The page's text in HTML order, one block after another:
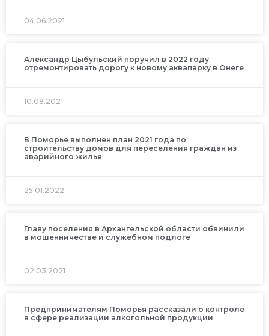
04.06.2021
Александр Цыбульский поручил в 2022 году
отремонтировать дорогу к новому аквапарку в Онеге
10.08.2021
В Поморье выполнен план 2021 года по
строительству домов для переселения граждан из
аварийного жилья
25.01.2022
Главу поселения в Архангельской области обвинили
в мошенничестве и служебном подлоге
02.03.2021
Предпринимателям Поморья рассказали о контроле
в сфере реализации алкогольной продукции